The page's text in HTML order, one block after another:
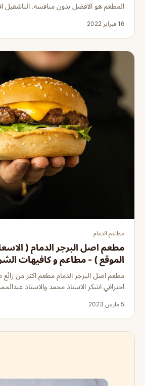
المطعم هو الافضل بدون منافسه.
16 فبراير 2022
مطاعم الدمام
مطعم اصل البرجر الدمام (
الموقع ) - مطاعم و كافيهات
مطعم اصل البرجر الدمام مطعم اكثر من
احترافي اشكر الاستاذ محمد والاستاذ
5 مارس 2023